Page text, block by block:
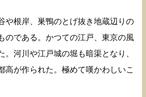
や根岸、巣鴨のとげ抜き地蔵辺りの
のである。かつての江戸、東京の風
。河川や江戸城の堀も暗渠となり、
高が作られた。極めて嘆かわしいこ